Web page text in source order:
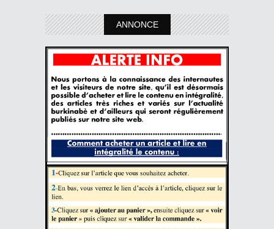
ANNONCE